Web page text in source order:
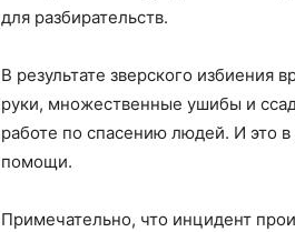
для разбирательств.
В результате зверского
руки, множественные ушибы и
работе по спасению людей. И это
помощи.
Примечательно, что инцидент